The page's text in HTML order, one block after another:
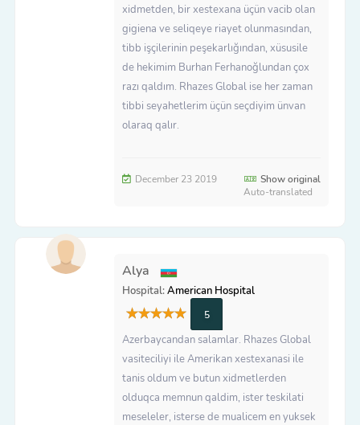
xidmetden, bir xestexana üçün vacib olan
gigiena ve seliqeye riayet olunmasından,
tibb işçilerinin peşekarlığından, xüsusile
de hekimim Burhan Ferhanoğlundan çox
razı qaldım. Rhazes Global ise her zaman
tibbi seyahetlerim üçün seçdiyim ünvan
olaraq qalır.
December 23 2019
Show original
Auto-translated
Alya
Hospital:American Hospital
5
Azerbaycandan salamlar. Rhazes Global
vasiteciliyi ile Amerikan xestexanasi ile
tanis oldum ve butun xidmetlerden
olduqca memnun qaldim, ister teskilati
meseleler, isterse de mualicem en yuksek